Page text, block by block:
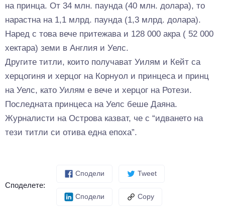
на принца. От 34 млн. паунда (40 млн. долара), то
нарастна на 1,1 млрд. паунда (1,3 млрд. долара).
Наред с това вече притежава и 128 000 акра ( 52 000
хектара) земи в Англия и Уелс.
Другите титли, които получават Уилям и Кейт са
херцогиня и херцог на Корнуол и принцеса и принц
на Уелс, като Уилям е вече и херцог на Ротези.
Последната принцеса на Уелс беше Даяна.
Журналисти на Острова казват, че с “идването на
тези титли си отива една епоха”.
Споделете:
Сподели Tweet
Сподели Copy